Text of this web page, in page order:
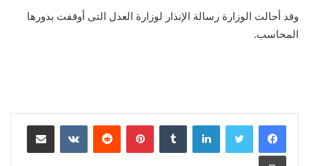
وقد أحالت الوزارة رسالة الإنذار لوزارة العدل التى أوقفت بدورها
المحاسب.
لينكدإن بينتيريست مشاركة عبر البريد
طباعة